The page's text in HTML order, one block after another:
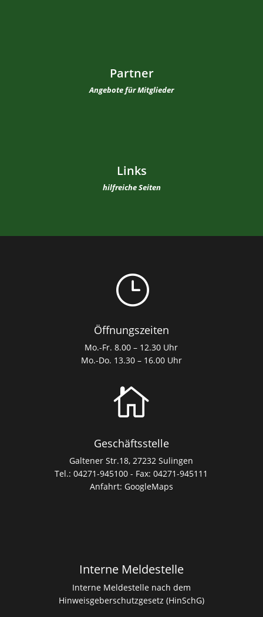
Partner
Angebote für Mitglieder
Links
hilfreiche Seiten
}
Öffnungszeiten
Mo.-Fr. 8.00 – 12.30 Uhr
Mo.-Do. 13.30 – 16.00 Uhr

Geschäftsstelle
Galtener Str.18, 27232 Sulingen
Tel.: 04271-945100 - Fax: 04271-945111
Anfahrt: GoogleMaps
Interne Meldestelle
Interne Meldestelle nach dem
Hinweisgeberschutzgesetz (HinSchG)